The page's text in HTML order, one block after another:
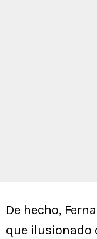
De hecho,
que ilusionado